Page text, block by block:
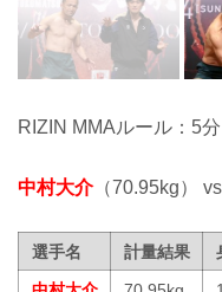
RIZIN MMAルール：5
中村大介（70.95kg）
選手名 計量結果